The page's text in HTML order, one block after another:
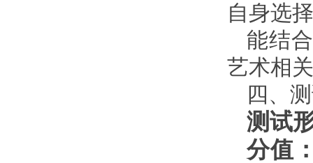
自身选
能结
艺术相
四、
测试
分值